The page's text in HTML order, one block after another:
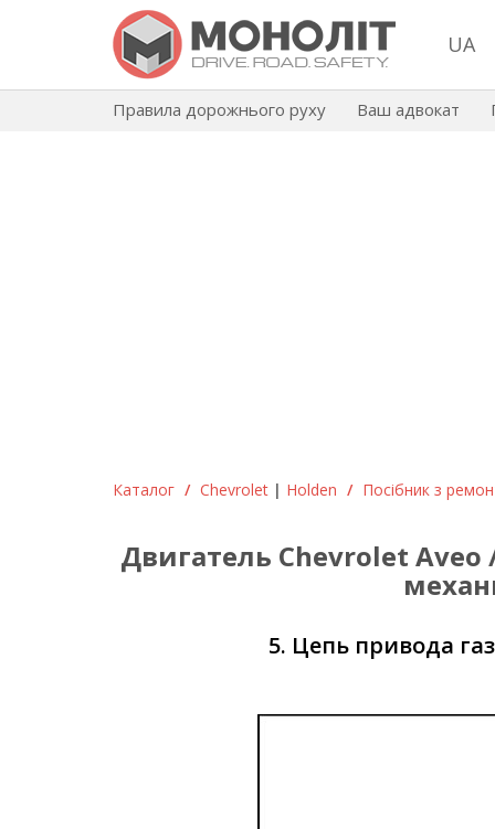
UA
Правила дорожнього руху Ваш адвокат
Каталог / Chevrolet | Holden / Посібник з
Двигатель Chevrolet Aveo
5. Цепь привода